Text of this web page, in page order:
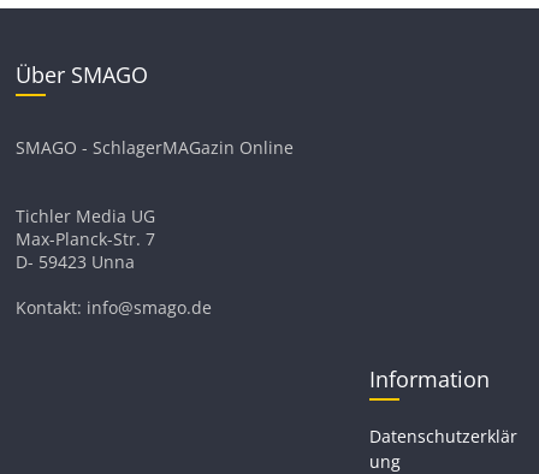
Über SMAGO
SMAGO - SchlagerMAGazin Online
Tichler Media UG
Max-Planck-Str. 7
D- 59423 Unna
Kontakt: info@smago.de
Information
Datenschutzerklär
ung